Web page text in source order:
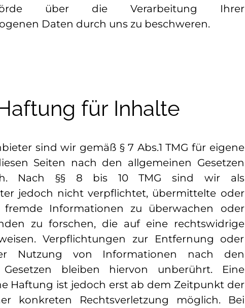
über die Verarbeitung Ihrer
Daten durch uns zu beschweren.
für Inhalte
sind wir gemäß § 7 Abs.1 TMG für eigene
Seiten nach den allgemeinen Gesetzen
Nach §§ 8 bis 10 TMG sind wir als
jedoch nicht verpflichtet, übermittelte oder
fremde Informationen zu überwachen oder
zu forschen, die auf eine rechtswidrige
Verpflichtungen zur Entfernung oder
Nutzung von Informationen nach den
Gesetzen bleiben hiervon unberührt. Eine
Haftung ist jedoch erst ab dem Zeitpunkt der
konkreten Rechtsverletzung möglich. Bei